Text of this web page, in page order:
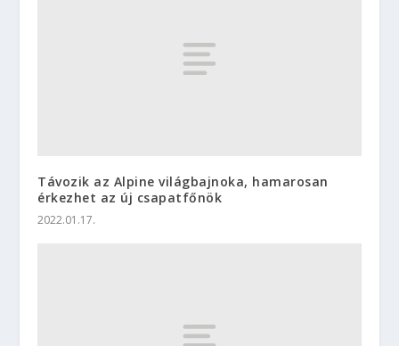
Távozik az Alpine világbajnoka, hamarosan
érkezhet az új csapatfőnök
2022.01.17.